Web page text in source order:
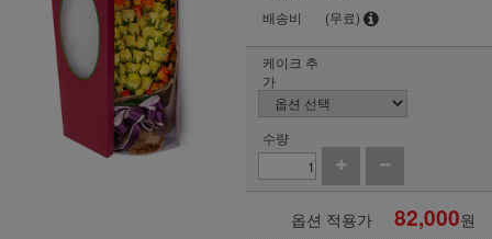
배송비
(무료)
케이크 추
가
수량
옵션 적용가 82,000원